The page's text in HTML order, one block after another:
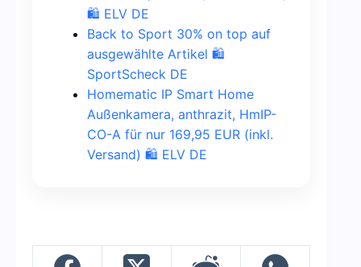
🛍️ ELV DE
Back to Sport 30% on top auf
ausgewählte Artikel 🛍️
SportScheck DE
Homematic IP Smart Home
Außenkamera, anthrazit, HmIP-
CO-A für nur 169,95 EUR (inkl.
Versand) 🛍️ ELV DE